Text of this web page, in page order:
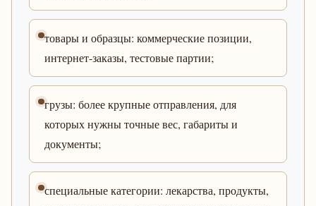
товары и образцы: коммерческие позиции,
интернет-заказы, тестовые партии;
грузы: более крупные отправления, для
которых нужны точные вес, габариты и
документы;
специальные категории: лекарства, продукты,